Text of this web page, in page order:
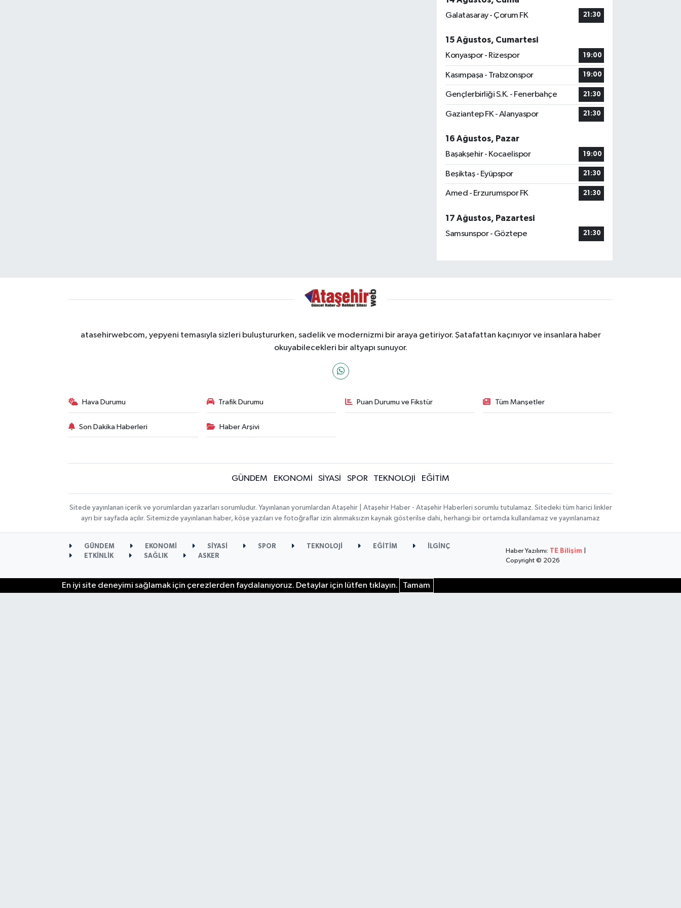
Galatasaray - Çorum FK
21:30
15 Ağustos, Cumartesi
Konyaspor - Rizespor
19:00
Kasımpaşa - Trabzonspor 19:00
Gençlerbirliği S.K. - Fenerbahçe 21:30
Gaziantep FK - Alanyaspor 21:30
16 Ağustos, Pazar
Başakşehir - Kocaelispor
19:00
Beşiktaş - Eyüpspor 21:30
Amed - Erzurumspor FK 21:30
17 Ağustos, Pazartesi
Samsunspor - Göztepe
21:30
atasehirwebcom, yepyeni temasıyla sizleri buluştururken, sadelik ve modernizmi bir araya getiriyor. Şatafattan kaçınıyor ve insanlara haber
okuyabilecekleri bir altyapı sunuyor.
Hava Durumu Trafik Durumu Puan Durumu ve Fikstür Tüm Manşetler
Son Dakika Haberleri Haber Arşivi
GÜNDEM EKONOMİ SİYASİ SPOR TEKNOLOJİ EĞİTİM
Sitede yayınlanan içerik ve yorumlardan yazarları sorumludur. Yayınlanan yorumlardan Ataşehir | Ataşehir Haber - Ataşehir Haberleri sorumlu tutulamaz. Sitedeki tüm harici linkler
ayrı bir sayfada açılır. Sitemizde yayınlanan haber, köşe yazıları ve fotoğraflar izin alınmaksızın kaynak gösterilse dahi, herhangi bir ortamda kullanılamaz ve yayınlanamaz
GÜNDEM EKONOMİ SİYASİ SPOR TEKNOLOJİ EĞİTİM
İLGİNÇ
ETKİNLİK
SAĞLIK ASKER
Haber Yazılımı: TE Bilişim
Copyright © 2026
En iyi site deneyimi sağlamak için çerezlerden faydalanıyoruz. Detaylar için lütfen tıklayın. Tamam